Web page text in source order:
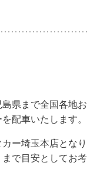
県まで全国各地お
配車いたします。
ー埼玉本店となり
で目安としてお考